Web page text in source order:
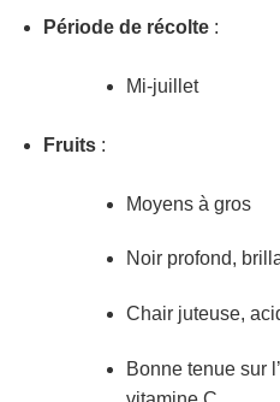
Période de récolte:
Mi-juillet
Fruits:
Moyens à gros
Noir profond,
Chair juteuse,
Bonne tenue sur